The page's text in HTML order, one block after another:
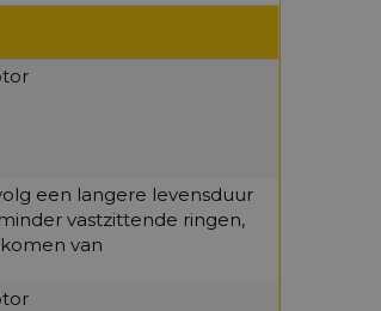
een langere levensduur
vastzittende ringen,
van